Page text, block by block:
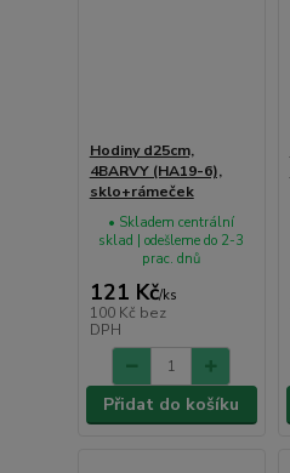
Hodiny d25cm,
4BARVY (HA19-6),
sklo+rámeček
121 Kč/ks
100 Kč bez
DPH
• Skladem centrální
sklad | odešleme do 2-3
prac. dnů
Přidat do košíku